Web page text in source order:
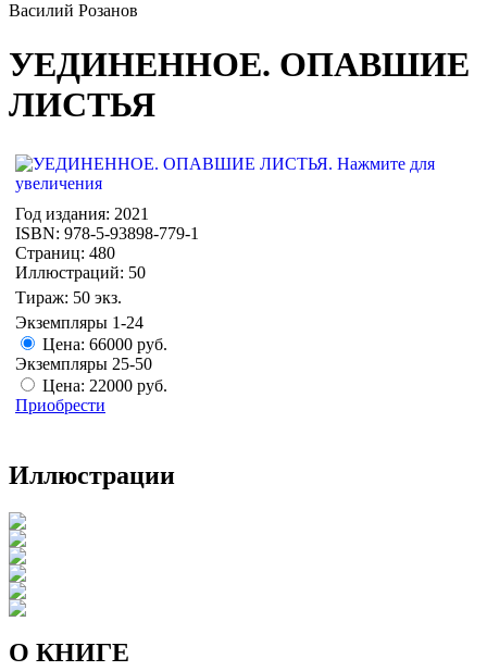
Василий Розанов
УЕДИНEННОЕ. ОПАВШИЕ
ЛИСТЬЯ
Год издания: 2021
ISBN: 978-5-93898-779-1
Страниц: 480
Иллюстраций: 50
Тираж: 50 экз.
Экземпляры 1-24
Цена: 66000 руб.
Экземпляры 25-50
Цена: 22000 руб.
Приобрести
Иллюстрации
О КНИГЕ